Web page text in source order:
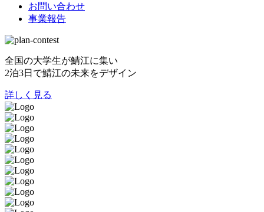
お問い合わせ
事業報告
全国の大学生が鯖江に集い
2泊3日で鯖江の未来をデザイン
詳しく見る